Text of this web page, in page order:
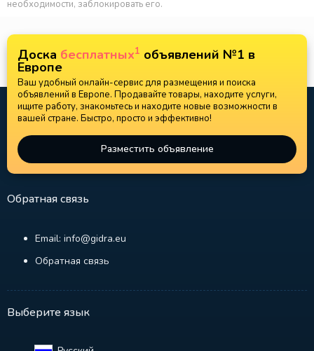
необходимости, заблокировать его.
Доска бесплатных1 объявлений №1 в
Европе
Ваш удобный онлайн-сервис для размещения и поиска
объявлений в Европе. Продавайте товары, находите услуги,
ищите работу, знакомьтесь и находите новые возможности в
вашей стране. Быстро, просто и эффективно!
Разместить объявление
Обратная связь
Email: info@gidra.eu
Обратная связь
Выберите язык